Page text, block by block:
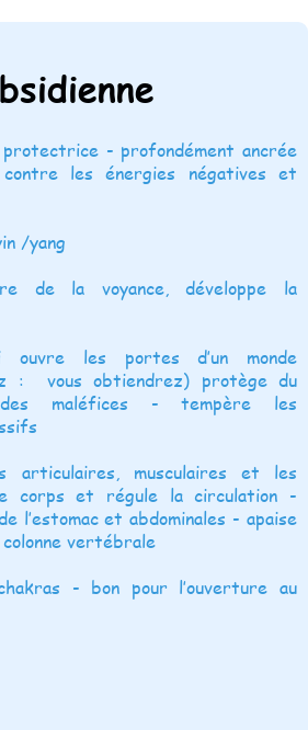
- profondément ancrée
les énergies négatives et
/yang
de la voyance, développe la
ouvre les portes d’un monde
: vous obtiendrez) protège du
maléfices - tempère les
articulaires, musculaires et les
corps et régule la circulation -
l’estomac et abdominales - apaise
vertébrale
- bon pour l’ouverture au